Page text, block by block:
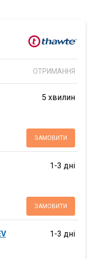
ОТРИМАННЯ
5 хвилин
ЗАМОВИТИ
1-3 дні
ЗАМОВИТИ
1-3 дні